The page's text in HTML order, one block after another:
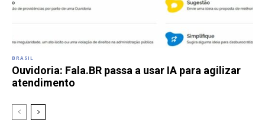
BRASIL
Ouvidoria: Fala.BR passa a usar IA para agilizar
atendimento